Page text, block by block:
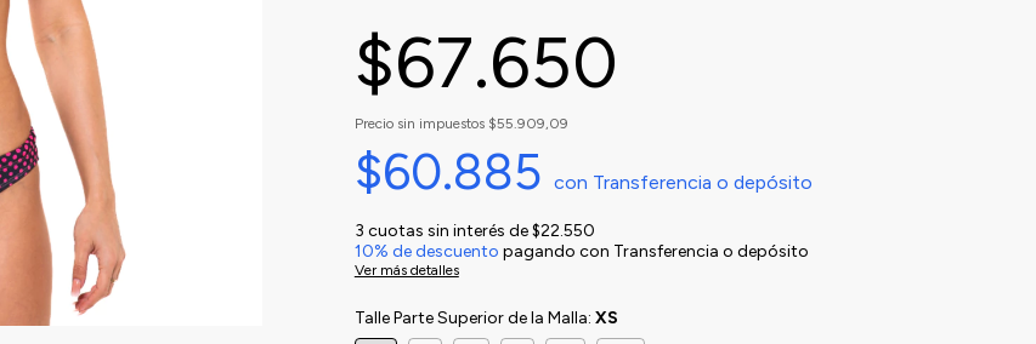
$67.650
Precio sin impuestos $55.909,09
$60.885 con Transferencia o depósito
3 cuotas sin interés de$22.550
10% de descuento pagando con Transferencia o depósito
Ver más detalles
Talle Parte Superior de la Malla: XS